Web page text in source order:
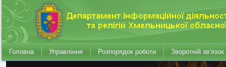
Головна Управління Розпорядок роботи Зворотній зв’язок